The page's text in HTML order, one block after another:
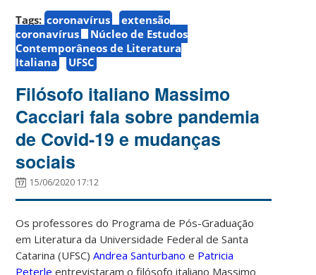
Tags: coronavírus
extensão
coronavírus
Núcleo de Estudos
Contemporâneos de Literatura
Italiana
UFSC
Filósofo italiano Massimo
Cacciari fala sobre pandemia
de Covid-19 e mudanças
sociais
15/06/2020 17:12
Os professores do Programa de Pós-Graduação
em Literatura da Universidade Federal de Santa
Catarina (UFSC)Andrea Santurbano e Patricia
Peterle entrevistaram o filósofo italiano Massimo